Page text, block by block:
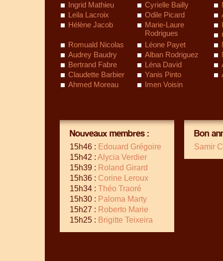
Ingrid Mathieu
Cyrielle Bailly
Leila Lacroix
Odile Picard
Hélène Jacob
Marie-Laure
Rodrigues
Romuald Nicolas
Léone Payet
Audrey Baudry
Alban Rodriguez
Bertrand Fabre
Léna David
Claudette Barbier
Yanis Pinto
Ahmed Moreau
Imen Voisin
Nouveaux membres :
15h46 : Edouard Grégoire
15h42 : Alycia Verdier
15h39 : Roland Girard
15h36 : Corine Leroux
15h34 : Théo Traoré
15h30 : Paloma Marty
15h27 : Roberto Marie
15h25 : Brigitte Teixeira
Bon
Samir